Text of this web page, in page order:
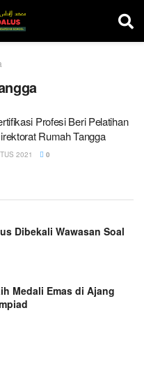
Profesi Beri Pelatihan
Rumah Tangga
2021 0
Dibekali Wawasan Soal
Medali Emas di Ajang